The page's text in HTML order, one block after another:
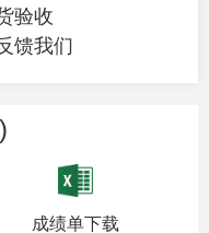
验收
馈我们
成绩单下载